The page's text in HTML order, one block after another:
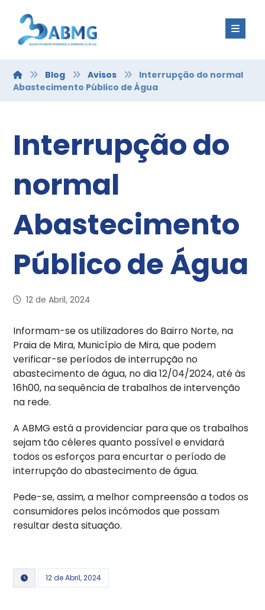
Blog Avisos
Interrupção do normal
Abastecimento Público de Água
Interrupção do
normal
Abastecimento
Público de Água
12 de Abril, 2024
Informam-se os utilizadores do Bairro Norte, na
Praia de Mira, Município de Mira, que podem
verificar-se períodos de interrupção no
abastecimento de água, no dia 12/04/2024, até às
16h00, na sequência de trabalhos de intervenção
na rede.
A ABMG está a providenciar para que os trabalhos
sejam tão céleres quanto possível e envidará
todos os esforços para encurtar o período de
interrupção do abastecimento de água.
Pede-se, assim, a melhor compreensão a todos os
consumidores pelos incómodos que possam
resultar desta situação.
12 de Abril, 2024